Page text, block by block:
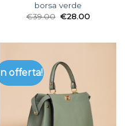
borsa verde
€39.00 €28.00
In offerta!